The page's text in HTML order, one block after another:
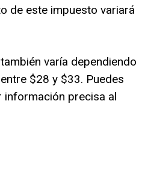
de este impuesto variará
varía dependiendo
$28 y $33. Puedes
información precisa al